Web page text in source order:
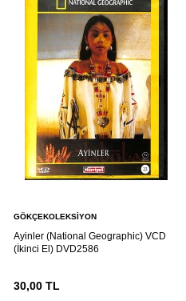
GÖKÇEKOLEKSIYON
Ayinler (National Geographic) VCD
(İkinci El) DVD2586
30,00TL